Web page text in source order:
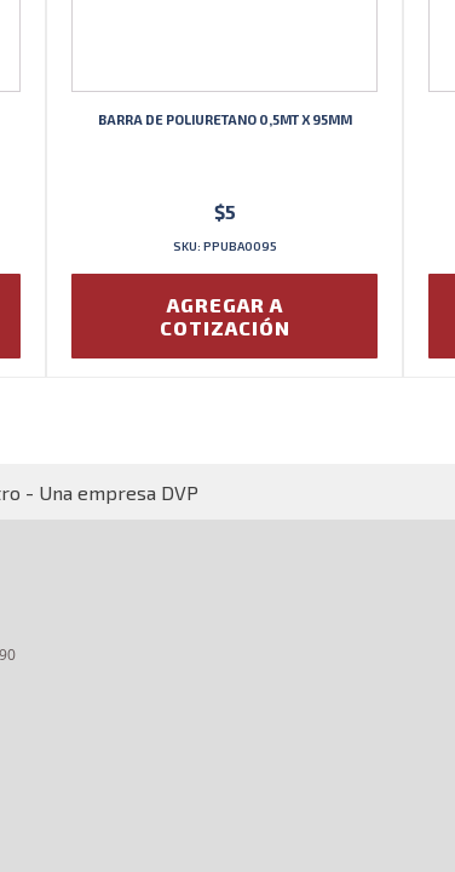
BARRA DE POLIURETANO 0,5MT X 95MM
$5
SKU: PPUBA0095
AGREGAR A
COTIZACIÓN